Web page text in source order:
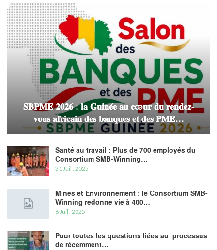
𝐒𝐁𝐏𝐌𝐄 𝟐𝟎𝟐𝟔 : 𝐥𝐚 𝐆𝐮𝐢𝐧𝐞́𝐞 𝐚𝐮 𝐜œ𝐮𝐫 𝐝𝐮 𝐫𝐞𝐧𝐝𝐞𝐳-
𝐯𝐨𝐮𝐬 𝐚𝐟𝐫𝐢𝐜𝐚𝐢𝐧 𝐝𝐞𝐬 𝐛𝐚𝐧𝐪𝐮𝐞𝐬 𝐞𝐭 𝐝𝐞𝐬 𝐏𝐌𝐄…
Santé au travail : Plus de 700 employés du
Consortium SMB-Winning…
31 Juil , 2025
Mines et Environnement : le Consortium SMB-
Winning redonne vie à 400…
6 Juil , 2025
Pour toutes les questions liées au processus
de récemment…